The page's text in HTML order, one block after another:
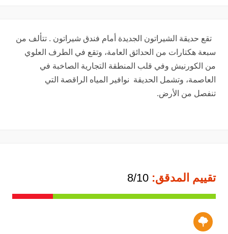
تقع حديقة الشيراتون الجديدة أمام فندق شيراتون . تتألف من
سبعة هكتارات من الحدائق العامة، وتقع في الطرف العلوي
من الكورنيش وفي قلب المنطقة التجارية الصاخبة في
العاصمة، وتشمل الحديقة نوافير المياه الراقصة التي
تنفصل من الأرض.
تقييم المدقق: